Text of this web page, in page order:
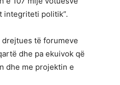
integriteti politik”.
të forumeve
dhe pa ekuivok që
dhe me projektin e